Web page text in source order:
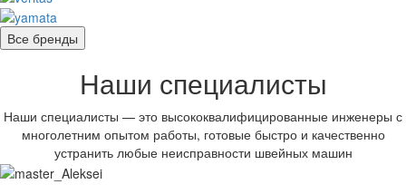
Все бренды
Наши специалисты
Наши специалисты — это высококвалифицированные инженеры с
многолетним опытом работы, готовые быстро и качественно
устранить любые неисправности швейных машин